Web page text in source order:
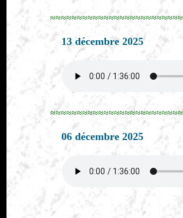
13 décembre 2025
06 décembre 2025